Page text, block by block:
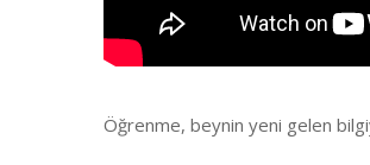
Öğrenme, beynin yeni gelen